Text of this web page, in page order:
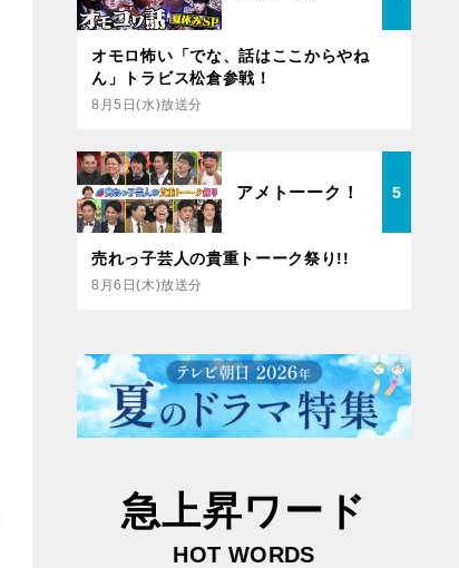
オモロ怖い「でな、話はここからやね
ん」トラビス松倉参戦！
8月5日(水)放送分
アメトーーク！ 5
売れっ子芸人の貴重トーーク祭り!!
8月6日(木)放送分
急上昇ワード
HOT WORDS